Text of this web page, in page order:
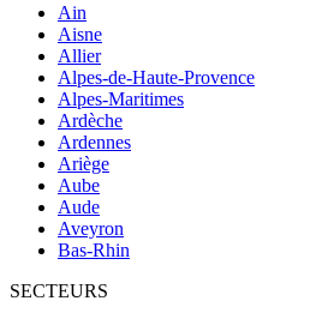
Ain
Aisne
Allier
Alpes-de-Haute-Provence
Alpes-Maritimes
Ardèche
Ardennes
Ariège
Aube
Aude
Aveyron
Bas-Rhin
SECTEURS